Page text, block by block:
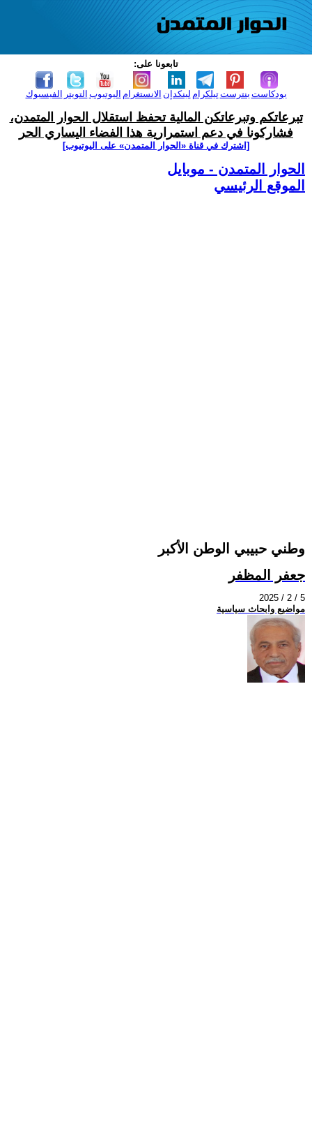
تابعونا على:
الفيسبوك التويتر اليوتيوب الانستغرام لينكدإن تيلكرامبنترست بودكاست
تبرعاتكم وتبرعاتكن المالية تحفظ استقلال الحوار المتمدن،
فشاركونا في دعم استمرارية هذا الفضاء اليساري الحر
[اشترك في قناة ‫«الحوار المتمدن» على اليوتيوب]
الحوار المتمدن - موبايل
الموقع الرئيسي
وطني حبيبي الوطن الأكبر
جعفر المظفر
2025 / 2 / 5
مواضيع وابحاث سياسية